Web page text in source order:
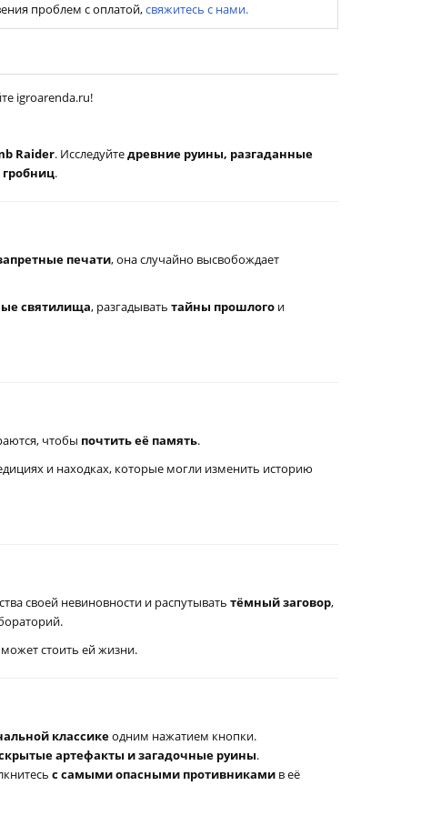
проблем с оплатой,свяжитесь с нами.
igroarenda.ru!
Raider. Исследуйтедревние руины, разгаданные
.
печати, она случайно высвобождает
святилища, разгадывать тайны прошлого и
чтобы почтить её память.
и находках, которые могли изменить историю
своей невиновности и распутывать тёмный заговор,
стоить ей жизни.
классикеодним нажатием кнопки.
артефакты и загадочные руины.
с самыми опасными противниками в её